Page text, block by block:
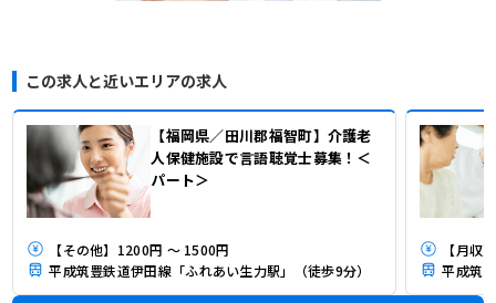
この求人と近いエリアの求人
【福岡県／田川郡福智町】介護老
人保健施設で言語聴覚士募集！＜
パート＞
【その他】1200円 ～ 1500円
平成筑豊鉄道伊田線「ふれあい生力駅」（徒歩9分）
【月収
平成筑